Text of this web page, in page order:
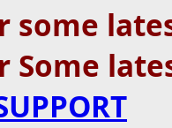
some
Some